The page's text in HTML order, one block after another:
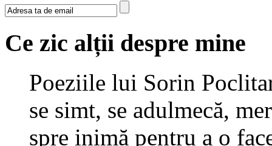
Ce zic alții despre mine
Poeziile lui Sorin
se simt, se adulmecă,
spre inimă pentru a o